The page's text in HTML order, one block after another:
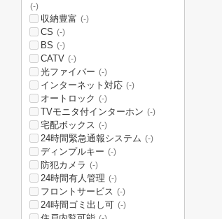
(-)
収納豊富 (-)
CS (-)
BS (-)
CATV (-)
光ファイバー (-)
インターネット対応 (-)
オートロック (-)
TVモニタ付インターホン (-)
宅配ボックス (-)
24時間緊急通報システム (-)
ディンプルキー (-)
防犯カメラ (-)
24時間有人管理 (-)
フロントサービス (-)
24時間ゴミ出し可 (-)